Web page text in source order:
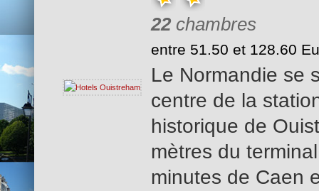
22 chambres
entre 51.50 et 128.60
Le Normandie se
centre de la
historique de
mètres du
minutes de Caen